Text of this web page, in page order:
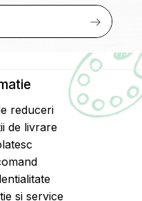
reduceri
de livrare
si service